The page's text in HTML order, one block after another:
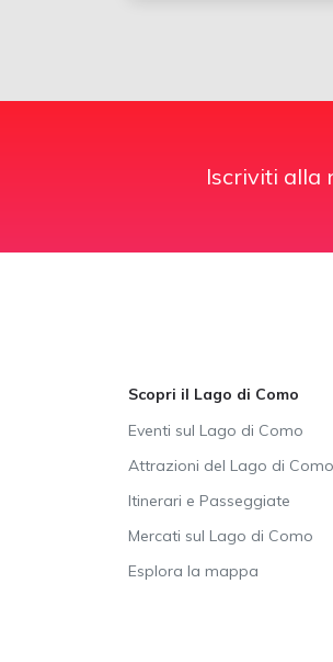
Iscriviti alla
Scopri il Lago di Como
Eventi sul Lago di Como
Attrazioni del Lago di Como
Itinerari e Passeggiate
Mercati sul Lago di Como
Esplora la mappa